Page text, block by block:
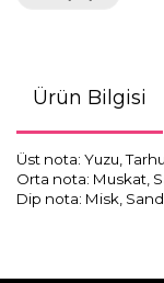
Ürün Bilgisi
Üst nota: Yuzu,
Orta nota: Muskat,
Dip nota: Misk,
konularda